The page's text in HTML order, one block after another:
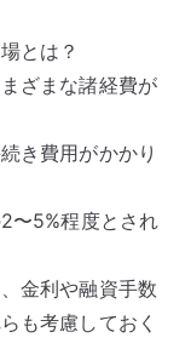
とは？
ざまな諸経費が
き費用がかかり
〜5%程度とされ
金利や融資手数
も考慮しておく